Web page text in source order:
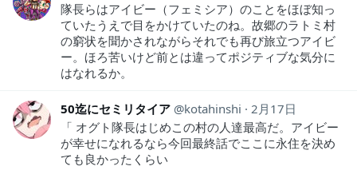
隊長らはアイビー（フェミシア）のことをほぼ知っ
ていたうえで目をかけていたのね。故郷のラトミ村
の窮状を聞かされながらそれでも再び旅立つアイビ
ー。ほろ苦いけど前とは違ってポジティブな気分に
はなれるか。
50迄にセミリタイア kotahinshi
2月17日
「 オグト隊長はじめこの村の人達最高だ。アイビー
が幸せになれるなら今回最終話でここに永住を決め
ても良かったくらい